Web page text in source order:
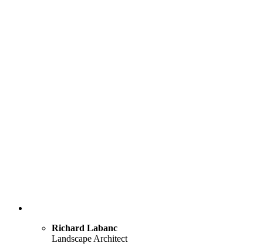
Richard Labanc
Landscape Architect